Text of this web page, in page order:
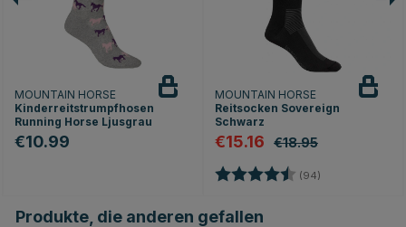
MOUNTAIN HORSE
Kinderreitstrumpfhosen
Running Horse Ljusgrau
€10.99
MOUNTAIN HORSE
Reitsocken Sovereign
Schwarz
€15.16 €18.95
Bewertung: (94)
Produkte, die anderen gefallen